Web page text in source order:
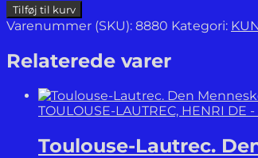
Erotica.
The
Art
of
antal
Tilføj til kurv
Varenummer (SKU): 8880 Kategori:
Relaterede varer
TOULOUSE-LAUTREC, HENRI DE
Toulouse-Lautrec.